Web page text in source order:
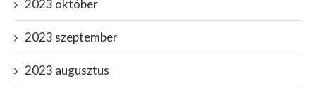
2023 október
2023 szeptember
2023 augusztus